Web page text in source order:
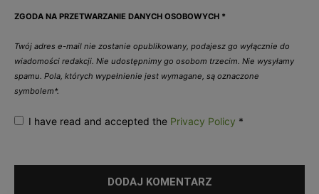
ZGODA NA PRZETWARZANIE DANYCH OSOBOWYCH *
Twój adres e-mail nie zostanie opublikowany, podajesz go wyłącznie do
wiadomości redakcji. Nie udostępnimy go osobom trzecim. Nie wysyłamy
spamu. Pola, których wypełnienie jest wymagane, są oznaczone
symbolem*.
I have read and accepted the Privacy Policy *